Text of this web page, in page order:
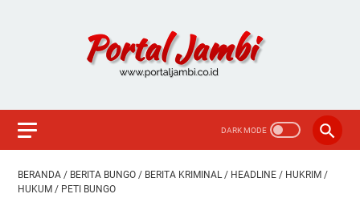
BERANDA / BERITA BUNGO / BERITA KRIMINAL / HEADLINE / HUKRIM /
HUKUM / PETI BUNGO